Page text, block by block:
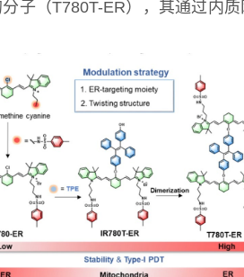
子（T780T-ER），其通过内